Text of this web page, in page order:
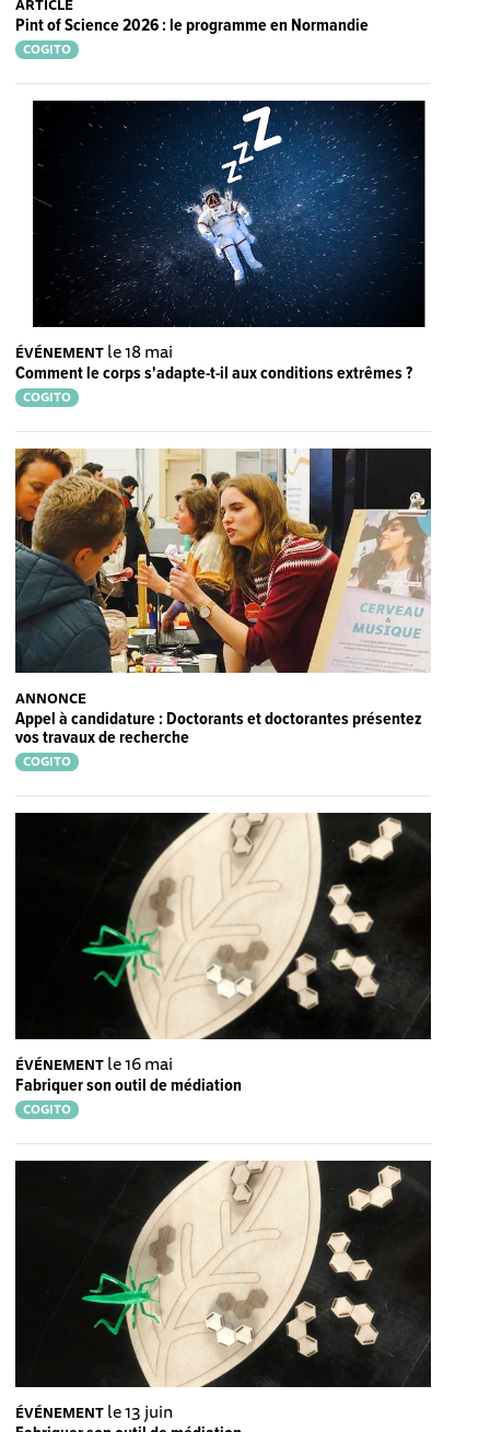
Pint of Science 2026 : le programme en Normandie
COGITO
ÉVÉNEMENT le 18 mai
Comment le corps s'adapte-t-il aux conditions extrêmes ?
COGITO
ANNONCE
Appel à candidature : Doctorants et doctorantes présentez
vos travaux de recherche
COGITO
ÉVÉNEMENT le 16 mai
Fabriquer son outil de médiation
COGITO
ÉVÉNEMENT le 13 juin